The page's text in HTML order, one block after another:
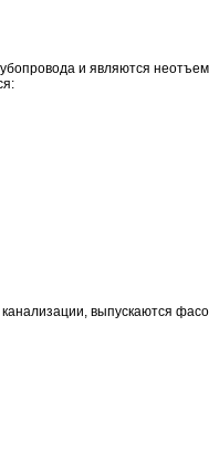
и являются
выпускаются